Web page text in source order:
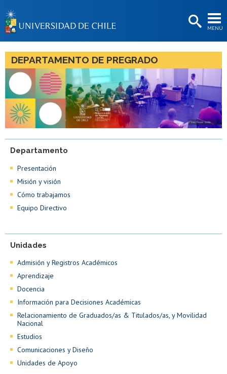
MENÚ
BIBLIOTECAS
LA UNIVERSIDAD
Estudiantes
Académicas/os
DEPARTAMENTO DE PREGRADO
Departamento
Presentación
Misión y visión
Cómo trabajamos
Equipo Directivo
Unidades
Admisión y Registros Académicos
Aprendizaje
Docencia
Información para Decisiones Académicas
Relacionamiento de Graduados/as & Titulados/as, y Movilidad
Nacional
Estudios
Comunicaciones y Diseño
Unidades de Apoyo